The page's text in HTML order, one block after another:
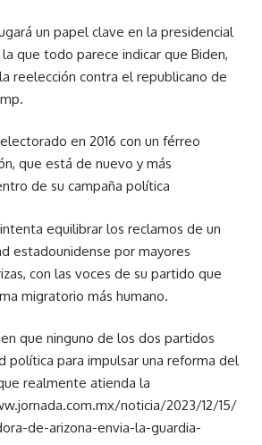
un papel clave en la presidencial
que todo parece indicar que Biden,
reelección contra el republicano de
en 2016 con un férreo
que está de nuevo y más
de su campaña política
equilibrar los reclamos de un
estadounidense por mayores
con las voces de su partido que
migratorio más humano.
que ninguno de los dos partidos
política para impulsar una reforma del
realmente atienda la
noticia/2023/12/15/
de-arizona-envia-la-guardia-